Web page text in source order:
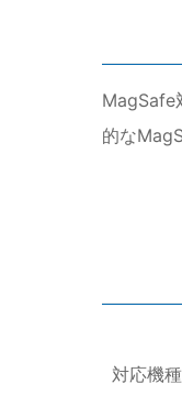
MagSafe
的な
対応機種